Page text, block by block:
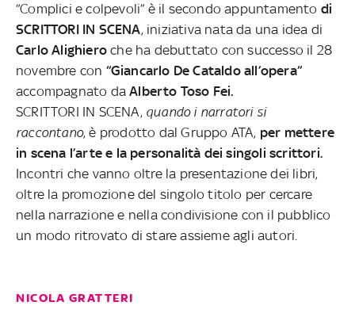
“Complici e colpevoli” è il secondo appuntamento di
SCRITTORI IN SCENA, iniziativa nata da una idea di
Carlo Alighieroche ha debuttato con successo il 28
novembre con “Giancarlo De Cataldo all’opera”
accompagnato da Alberto Toso Fei.
SCRITTORI IN SCENA, quando i narratori si
raccontano, è prodotto dal Gruppo ATA, per mettere
in scena l’arte e la personalità dei singoli scrittori.
Incontri che vanno oltre la presentazione dei libri,
oltre la promozione del singolo titolo per cercare
nella narrazione e nella condivisione con il pubblico
un modo ritrovato di stare assieme agli autori.
NICOLA GRATTERI